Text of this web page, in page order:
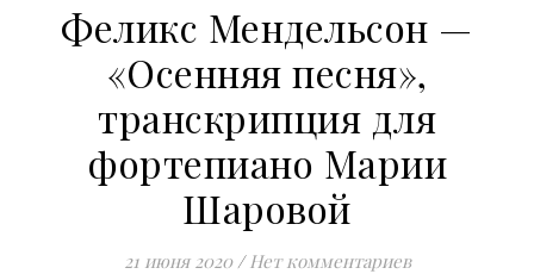
Феликс Мендельсон —
«Осенняя песня»,
транскрипция для
фортепиано Марии
Шаровой
21 июня 2020 / Нет комментариев